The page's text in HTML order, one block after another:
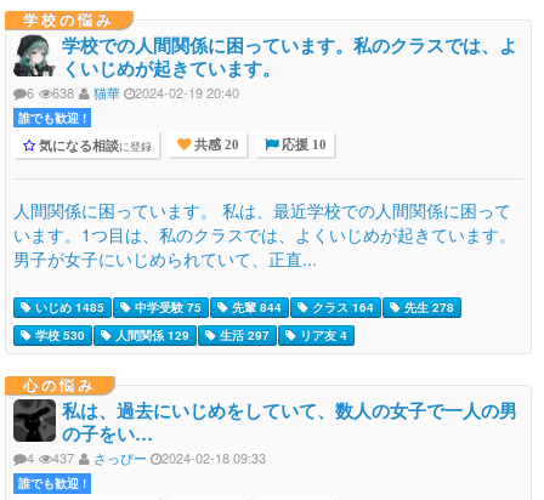
学校の悩み
学校での人間関係に困っています。私のクラスでは、よ
くいじめが起きています。
6 638 猫華 2024-02-19 20:40
誰でも歓迎 !
気になる相談に登録 共感 20 応援 10
人間関係に困っています。 私は、最近学校での人間関係に困って
います。1つ目は、私のクラスでは、よくいじめが起きています。
男子が女子にいじめられていて、正直...
いじめ 1485 中学受験 75 先輩 844 クラス 164
先生 278
学校 530
人間関係 129 生活 297 リア友 4
心の悩み
私は、過去にいじめをしていて、数人の女子で一人の男
の子をい…
4 437 さっぴー 2024-02-18 09:33
誰でも歓迎 !